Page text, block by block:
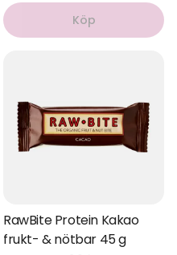
Köp
RawBite Protein Kakao
frukt- & nötbar 45 g